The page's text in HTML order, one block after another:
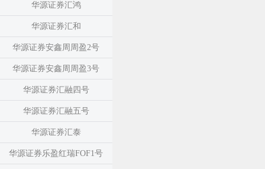
华源证券汇鸿
华源证券汇和
华源证券安鑫周周盈2号
华源证券安鑫周周盈3号
华源证券汇融四号
华源证券汇融五号
华源证券汇泰
华源证券乐盈红瑞FOF1号